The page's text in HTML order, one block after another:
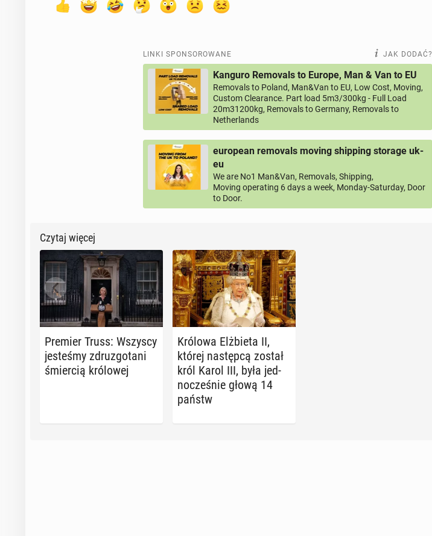
LINKI SPONSOROWANE JAK DODAĆ?
Kanguro Removals to Europe, Man & Van to EU
Removals to Poland, Man&Van to EU, Low Cost, Moving,
Custom Clearance. Part load 5m3/300kg - Full Load
20m31200kg, Removals to Germany, Removals to
Netherlands
european removals moving shipping storage uk-
eu
We are No1 Man&Van, Removals, Shipping,
Moving operating 6 days a week, Monday-Saturday, Door
to Door.
Czytaj więcej
Premier Truss: Wszyscy
je­ste­śmy zdru­zgo­ta­ni
śmier­cią kró­lo­wej
Królowa Elż­bie­ta II,
której na­stęp­cą został
król Karol III, była jed­
no­cze­śnie głową 14
państw